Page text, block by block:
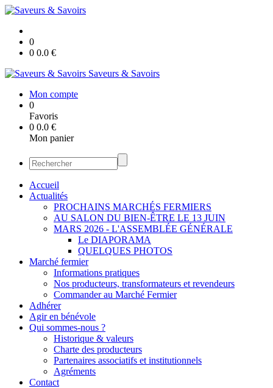
0
0 0.0 €
Saveurs & Savoirs
Mon compte
0
Favoris
0 0.0 €
Mon panier
Accueil
Actualités
PROCHAINS MARCHÉS FERMIERS
AU SALON DU BIEN-ÊTRE LE 13 JUIN
MARS 2026 - L'ASSEMBLÉE GÉNÉRALE
Le DIAPORAMA
QUELQUES PHOTOS
Marché fermier
Informations pratiques
Nos producteurs, transformateurs et revendeurs
Commander au Marché Fermier
Adhérer
Agir en bénévole
Qui sommes-nous ?
Historique & valeurs
Charte des producteurs
Partenaires associatifs et institutionnels
Agréments
Contact